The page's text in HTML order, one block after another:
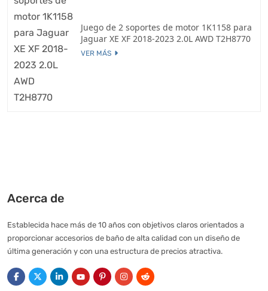
Juego de 2 soportes de motor 1K1158 para
Jaguar XE XF 2018-2023 2.0L AWD T2H8770
VER MÁS
Acerca de
Establecida hace más de 10 años con objetivos claros orientados a
proporcionar accesorios de baño de alta calidad con un diseño de
última generación y con una estructura de precios atractiva.